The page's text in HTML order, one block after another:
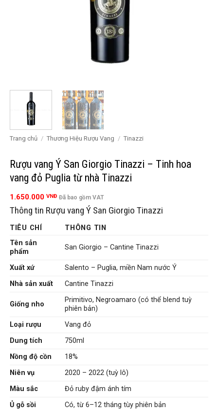
Trang chủ / Thương Hiệu Rượu Vang / Tinazzi
Rượu vang Ý San Giorgio Tinazzi – Tinh hoa
vang đỏ Puglia từ nhà Tinazzi
1.650.000 VNĐ Đã bao gồm VAT
Thông tin Rượu vang Ý San Giorgio Tinazzi
TIÊU CHÍ
THÔNG TIN
Tên sản
phẩm
San Giorgio – Cantine Tinazzi
Xuất xứ
Salento – Puglia, miền Nam nước Ý
Nhà sản xuất
Cantine Tinazzi
Giống nho
Primitivo, Negroamaro (có thể blend tuỳ
phiên bản)
Loại rượu
Vang đỏ
Dung tích
750ml
Nồng độ cồn
18%
Niên vụ
2020 – 2022 (tuỳ lô)
Màu sắc
Đỏ ruby đậm ánh tím
Ủ gỗ sồi
Có, từ 6–12 tháng tùy phiên bản